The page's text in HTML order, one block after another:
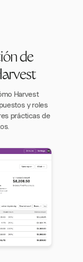
de
Harvest
y roles
prácticas de